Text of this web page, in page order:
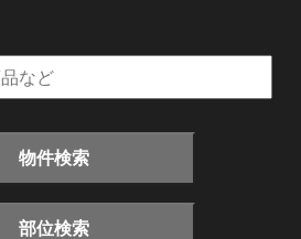
物件検索
部位検索